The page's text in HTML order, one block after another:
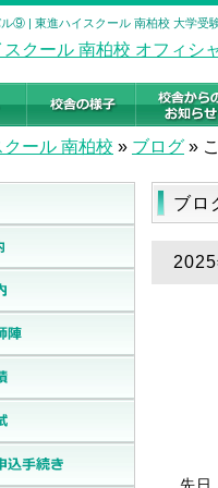
ル⑨ | 東進ハイスクール 南柏校 大学受
ール 南柏校 » ブログ »
ブロ